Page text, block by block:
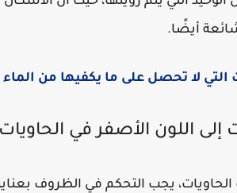
أيضًا.
التي لا تحصل على ما يكفيها من الماء
إلى اللون الأصفر في
الحاويات، يجب التحكم في الظروف